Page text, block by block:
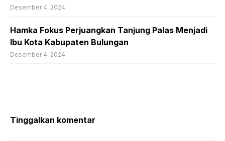
Desember 4, 2024
Hamka Fokus Perjuangkan Tanjung Palas Menjadi
Ibu Kota Kabupaten Bulungan
Desember 4, 2024
Tinggalkan komentar